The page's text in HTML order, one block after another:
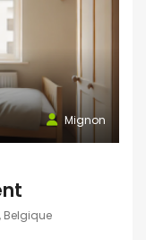
Mignon
Belgique